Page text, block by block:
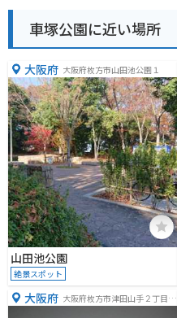
車塚公園に近い場所
大阪府 大阪府枚方市山田池公園１
山田池公園
絶景スポット
大阪府 大阪府枚方市津田山手２丁目３